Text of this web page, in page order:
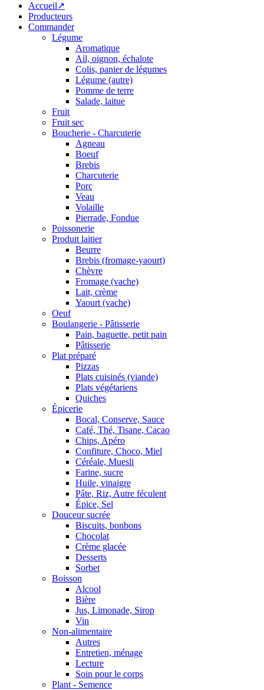
Accueil↗
Producteurs
Commander
Légume
Aromatique
Ail, oignon, échalote
Colis, panier de légumes
Légume (autre)
Pomme de terre
Salade, laitue
Fruit
Fruit sec
Boucherie - Charcuterie
Agneau
Boeuf
Brebis
Charcuterie
Porc
Veau
Volaille
Pierrade, Fondue
Poissonerie
Produit laitier
Beurre
Brebis (fromage-yaourt)
Chèvre
Fromage (vache)
Lait, crème
Yaourt (vache)
Oeuf
Boulangerie - Pâtisserie
Pain, baguette, petit pain
Pâtisserie
Plat préparé
Pizzas
Plats cuisinés (viande)
Plats végétariens
Quiches
Épicerie
Bocal, Conserve, Sauce
Café, Thé, Tisane, Cacao
Chips, Apéro
Confiture, Choco, Miel
Céréale, Muesli
Farine, sucre
Huile, vinaigre
Pâte, Riz, Autre féculent
Épice, Sel
Douceur sucrée
Biscuits, bonbons
Chocolat
Crème glacée
Desserts
Sorbet
Boisson
Alcool
Bière
Jus, Limonade, Sirop
Vin
Non-alimentaire
Autres
Entretien, ménage
Lecture
Soin pour le corps
Plant - Semence